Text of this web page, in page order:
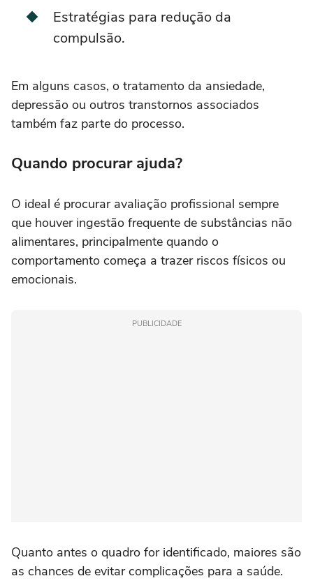
Estratégias para redução da
compulsão.
Em alguns casos, o tratamento da ansiedade,
depressão ou outros transtornos associados
também faz parte do processo.
Quando procurar ajuda?
O ideal é procurar avaliação profissional sempre
que houver ingestão frequente de substâncias não
alimentares, principalmente quando o
comportamento começa a trazer riscos físicos ou
emocionais.
PUBLICIDADE
Quanto antes o quadro for identificado, maiores são
as chances de evitar complicações para a saúde.